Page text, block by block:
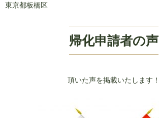
東京都板橋区
帰化申請者の声
頂いた声を掲載いたします！